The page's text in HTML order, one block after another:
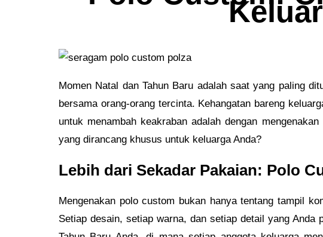
Momen Natal dan Tahun Baru adalah saat yang paling
bersama orang-orang tercinta. Kehangatan bareng
untuk menambah keakraban adalah dengan
yang dirancang khusus untuk keluarga Anda?
Lebih dari Sekadar Pakaian: Polo
Mengenakan polo custom bukan hanya tentang tampil
Setiap desain, setiap warna, dan setiap detail yang